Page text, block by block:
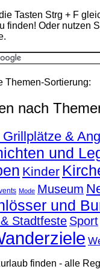
Tasten Strg + F
finden! Oder nutzen
Themen-Sortierung:
nach
&
und
Kinder
Mode Museum
und
Stadtfeste Sport
finden - alle